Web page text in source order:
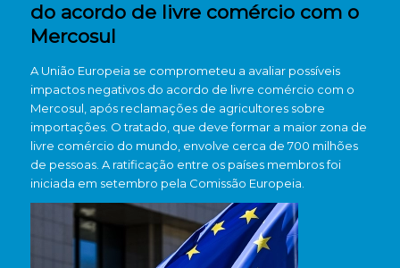
do acordo de livre comércio com o
Mercosul
A União Europeia se comprometeu a avaliar possíveis
impactos negativos do acordo de livre comércio com o
Mercosul, após reclamações de agricultores sobre
importações. O tratado, que deve formar a maior zona de
livre comércio do mundo, envolve cerca de 700 milhões
de pessoas. A ratificação entre os países membros foi
iniciada em setembro pela Comissão Europeia.